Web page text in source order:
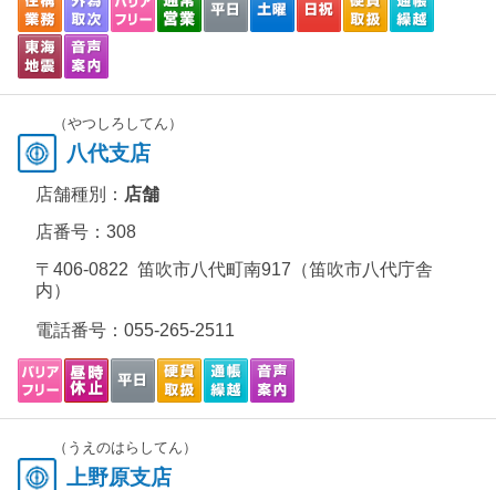
（やつしろしてん）
八代支店
店舗種別： 店舗
店番号：308
〒406-0822 笛吹市八代町南917（笛吹市八代庁舎
内）
電話番号： 055-265-2511
（うえのはらしてん）
上野原支店